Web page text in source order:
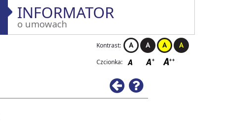
INFORMATOR
o umowach
Kontrast:
Czcionka:
Wstecz
Pomoc